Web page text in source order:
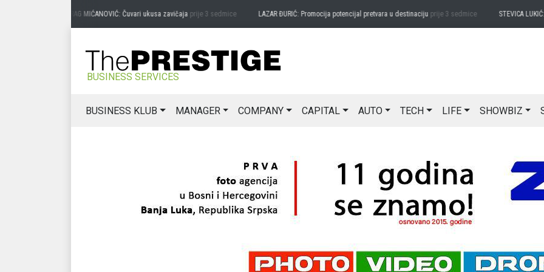
PREDRAG MIĆANOVIĆ: Čuvari ukusa zavičajaprije 3 sedmice LAZAR ĐURIĆ: Promocija potencijal pretvara u destinacijuprije 3 sedmice STEVICA
BUSINESS SERVICES
BUSINESS KLUB MANAGER COMPANY CAPITAL AUTO TECH LIFE SHOWBIZ